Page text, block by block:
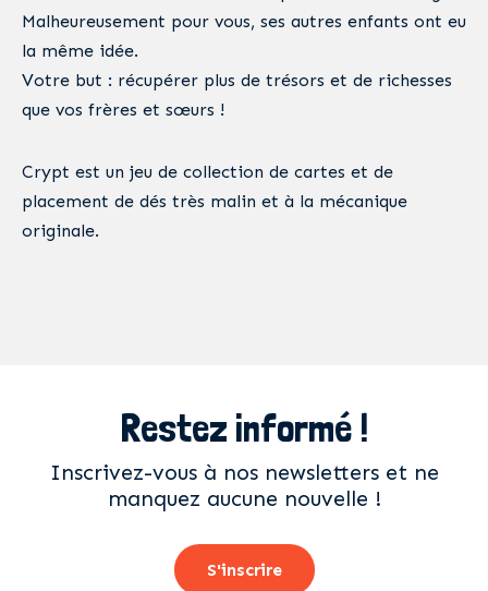
Malheureusement pour vous, ses autres enfants ont eu
la même idée.
Votre but : récupérer plus de trésors et de richesses
que vos frères et sœurs !
Crypt est un jeu de collection de cartes et de
placement de dés très malin et à la mécanique
originale.
Restez informé !
Inscrivez-vous à nos newsletters et ne
manquez aucune nouvelle !
S'inscrire